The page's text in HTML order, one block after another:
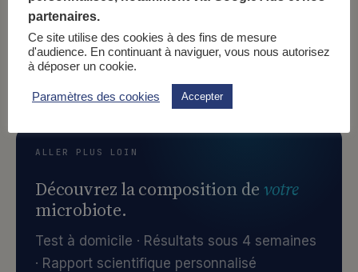
Sauvegarder Partager
Citer cet article →
ALLER PLUS LOIN
Découvrez la composition de votre
microbiote.
Test à domicile · Résultats sous 4 semaines
· Rapport scientifique personnalisé
partenaires.
Ce site utilise des cookies à des fins de mesure
d'audience. En continuant à naviguer, vous nous autorisez
à déposer un cookie.
Paramètres des cookies Accepter